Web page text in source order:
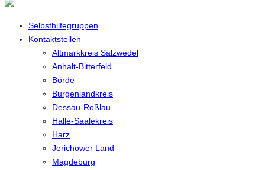
Selbsthilfegruppen
Kontaktstellen
Altmarkkreis Salzwedel
Anhalt-Bitterfeld
Börde
Burgenlandkreis
Dessau-Roßlau
Halle-Saalekreis
Harz
Jerichower Land
Magdeburg